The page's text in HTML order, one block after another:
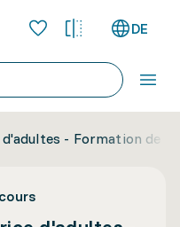
DE
- Formation de